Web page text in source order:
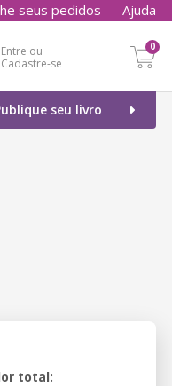
seus pedidos Ajuda
Entre ou
Cadastre-se
0
seu livro
total: